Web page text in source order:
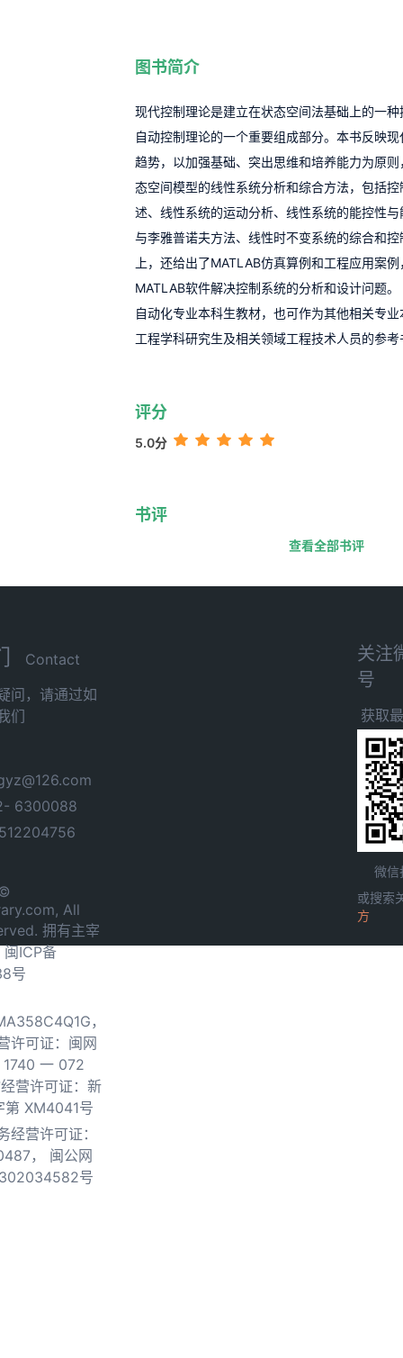
图书简介
现代控制理论是建立在状态空间法基础上的一
自动控制理论的一个重要组成部分。本书反映
趋势，以加强基础、突出思维和培养能力为原
态空间模型的线性系统分析和综合方法，包括
述、线性系统的运动分析、线性系统的能控性
与李雅普诺夫方法、线性时不变系统的综合和
上，还给出了MATLAB仿真算例和工程应用案
MATLAB软件解决控制系统的分析和设计问题
自动化专业本科生教材，也可作为其他相关专
工程学科研究生及相关领域工程技术人员的参考
评分
5.0分
书评
查看全部书评
Contact
问，请通过如
们
6300088
All
拥有主宰
闽ICP备
号
，
许可证：闽网
一 072
营许可证：新
第 XM4041号
经营许可证：
，
闽公网
号
关注
号
获取
微信
或搜索
方